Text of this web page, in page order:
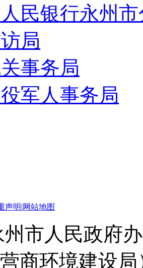
民银行永州
局
事务局
军人事务局
声明|网站地图
州市人民政府
营商环境建设局